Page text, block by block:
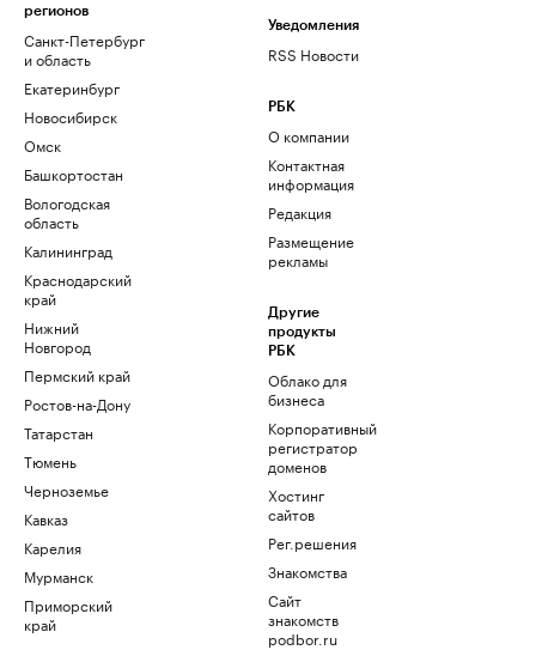
регионов
Санкт-Петербург
и область
Екатеринбург
Новосибирск
Омск
Башкортостан
Вологодская
область
Калининград
Краснодарский
край
Нижний
Новгород
Пермский край
Ростов-на-Дону
Татарстан
Тюмень
Черноземье
Кавказ
Карелия
Мурманск
Приморский
край
Уведомления
RSS Новости
РБК
О компании
Контактная
информация
Редакция
Размещение
рекламы
Другие
продукты
РБК
Облако для
бизнеса
Корпоративный
регистратор
доменов
Хостинг
сайтов
Рег.решения
Знакомства
Сайт
знакомств
podbor.ru